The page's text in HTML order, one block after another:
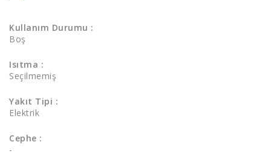
Kullanım Durumu :
Boş
Isıtma :
Seçilmemiş
Yakıt Tipi :
Elektrik
Cephe :
-